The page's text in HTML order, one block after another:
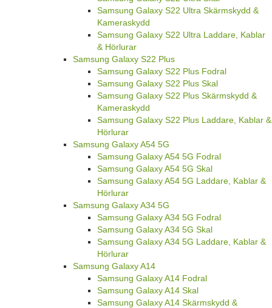
Samsung Galaxy S22 Ultra Skärmskydd &
Kameraskydd
Samsung Galaxy S22 Ultra Laddare, Kablar
& Hörlurar
Samsung Galaxy S22 Plus
Samsung Galaxy S22 Plus Fodral
Samsung Galaxy S22 Plus Skal
Samsung Galaxy S22 Plus Skärmskydd &
Kameraskydd
Samsung Galaxy S22 Plus Laddare, Kablar &
Hörlurar
Samsung Galaxy A54 5G
Samsung Galaxy A54 5G Fodral
Samsung Galaxy A54 5G Skal
Samsung Galaxy A54 5G Laddare, Kablar &
Hörlurar
Samsung Galaxy A34 5G
Samsung Galaxy A34 5G Fodral
Samsung Galaxy A34 5G Skal
Samsung Galaxy A34 5G Laddare, Kablar &
Hörlurar
Samsung Galaxy A14
Samsung Galaxy A14 Fodral
Samsung Galaxy A14 Skal
Samsung Galaxy A14 Skärmskydd &